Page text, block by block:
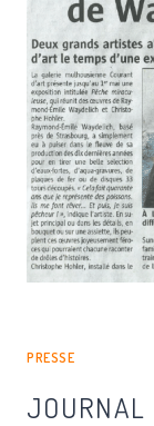
PRESSE
JOURNAL